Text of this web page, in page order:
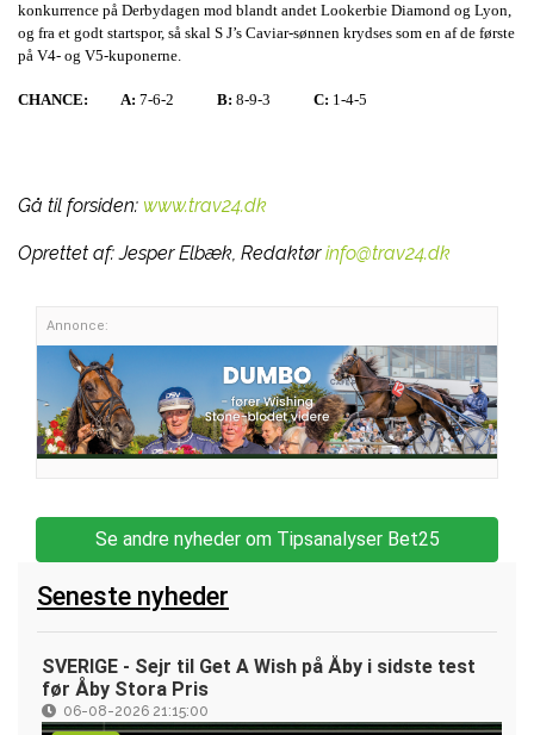
konkurrence på Derbydagen mod blandt andet Lookerbie Diamond og Lyon,
og fra et godt startspor, så skal S J’s Caviar-sønnen krydses som en af de første
på V4- og V5-kuponerne.
CHANCE: A: 7-6-2 B: 8-9-3 C: 1-4-5
Gå til forsiden: www.trav24.dk
Oprettet af:Jesper Elbæk, Redaktør info@trav24.dk
Annonce:
Se andre nyheder om Tipsanalyser Bet25
Seneste nyheder
SVERIGE - Sejr til Get A Wish på Åby i sidste test
før Åby Stora Pris
06-08-2026 21:15:00